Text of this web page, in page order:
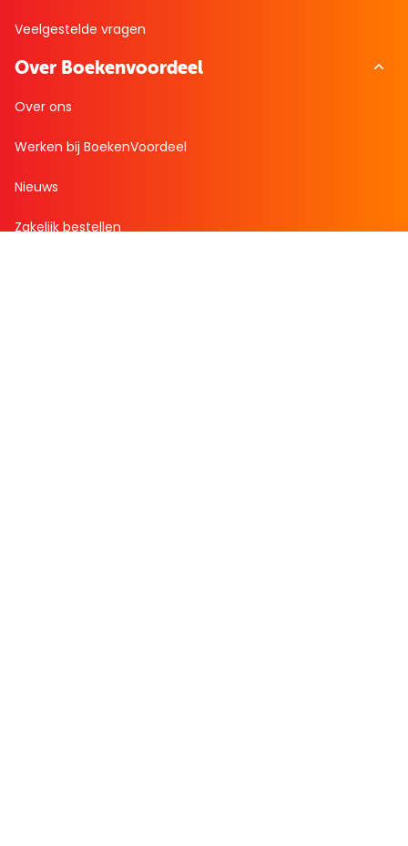
Veelgestelde vragen
Over Boekenvoordeel
Over ons
Werken bij BoekenVoordeel
Nieuws
Zakelijk bestellen